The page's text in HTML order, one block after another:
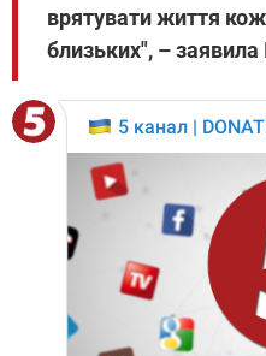
врятувати життя
близьких", –